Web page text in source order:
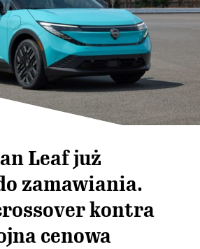
Leaf już
zamawiania.
kontra
cenowa